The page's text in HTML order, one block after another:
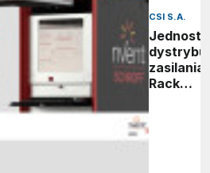
CSI S.A.
zasilania
Rack